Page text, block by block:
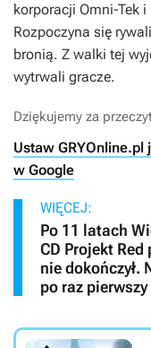
korporacji Omni-Tek
Rozpoczyna się
bronią. Z walki tej
wytrwali gracze.
Dziękujemy za
Ustaw
w Google
WIĘCEJ:
Po 11 latach
CD Projekt
nie dokończył.
po raz pierwszy